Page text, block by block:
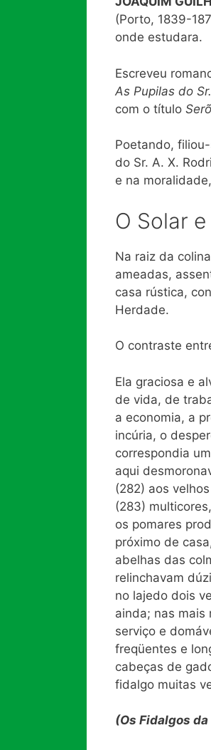
(Porto, 1839-
onde estudara.
Escreveu
As Pupilas do
com o título
Poetando,
do Sr. A. X.
e na
O Solar
Na raiz da
ameadas,
casa rústica,
Herdade.
O contraste
Ela graciosa e
de vida, de
a economia, a
incúria, o
correspondia
aqui
(282) aos
(283)
os pomares
próximo de
abelhas das
relinchavam
no lajedo dois
ainda; nas mais
serviço e
freqüentes e
cabeças de
fidalgo muitas
(Os Fidalgos